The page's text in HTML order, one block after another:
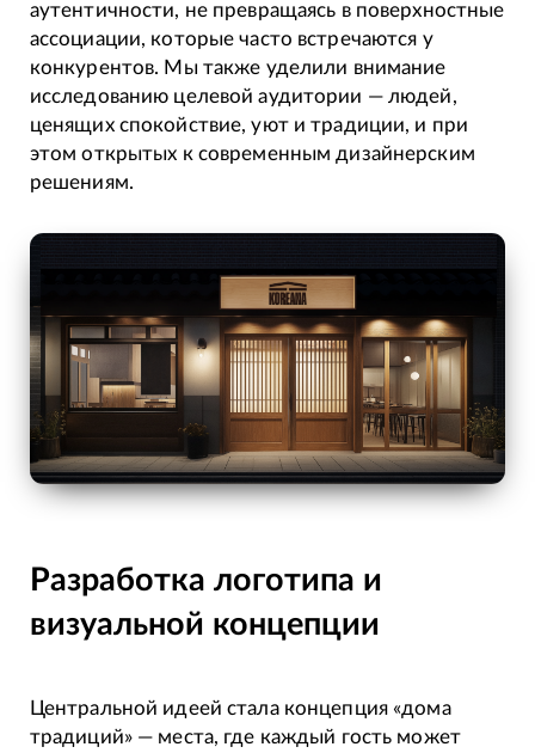
аутентичности, не превращаясь в поверхностные
ассоциации, которые часто встречаются у
конкурентов. Мы также уделили внимание
исследованию целевой аудитории — людей,
ценящих спокойствие, уют и традиции, и при
этом открытых к современным дизайнерским
решениям.
Разработка логотипа и
визуальной концепции
Центральной идеей стала концепция «дома
традиций» — места, где каждый гость может